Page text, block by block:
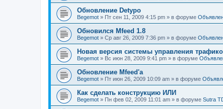
Обновление Detypo
Begemot » Пт сен 11, 2009 4:15 pm » в форуме
Обновился Mfeed 1.8
Begemot » Ср авг 26, 2009 7:36 pm » в форуме
Новая версия системы управления
Begemot » Вс июн 28, 2009 9:41 pm » в форуме
Обновление Mfeed'а
Begemot » Пт июн 26, 2009 10:09 am » в форуме
Как сделать конструкцию ИЛИ
Begemot » Пн фев 02, 2009 11:01 am » в форуме Sutra